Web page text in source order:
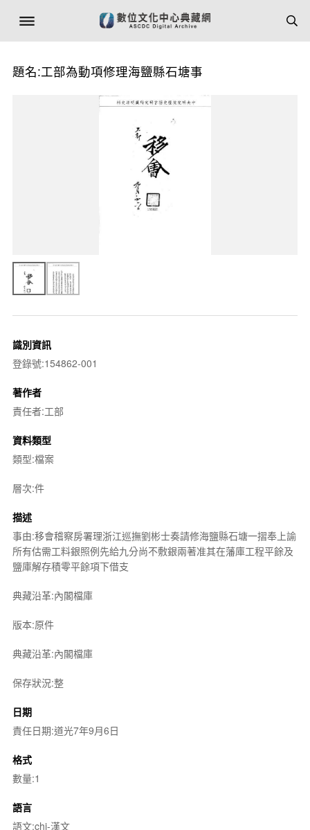
題名:工部為動項修理海鹽縣石塘事
識別資訊
登錄號:154862-001
著作者
責任者:工部
資料類型
類型:檔案
層次:件
描述
事由:移會稽察房署理浙江巡撫劉彬士奏請修海鹽縣石塘一摺奉上諭
所有估需工料銀照例先給九分尚不敷銀兩著准其在藩庫工程平餘及
鹽庫解存積零平餘項下借支
典藏沿革:內閣檔庫
版本:原件
典藏沿革:內閣檔庫
保存狀況:整
日期
責任日期:道光7年9月6日
格式
數量:1
語言
語文:chi-漢文